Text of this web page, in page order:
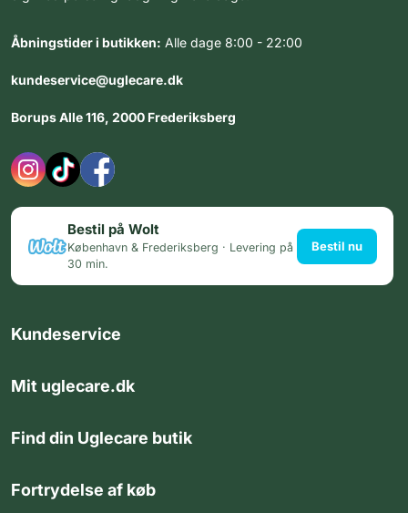
Åbningstider i butikken: Alle dage 8:00 - 22:00
kundeservice@uglecare.dk
Borups Alle 116, 2000 Frederiksberg
Bestil på Wolt
København & Frederiksberg · Levering på
30 min.
Bestil nu
Kundeservice
Mit uglecare.dk
Find din Uglecare butik
Fortrydelse af køb